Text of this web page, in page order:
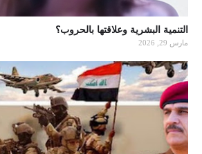
التنمية البشرية وعلاقتها بالحروب؟
مارس 29, 2026